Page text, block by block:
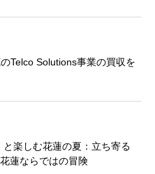
Telco Solutions事業の買収を
と楽しむ花蓮の夏：立ち寄る
蓮ならではの冒険